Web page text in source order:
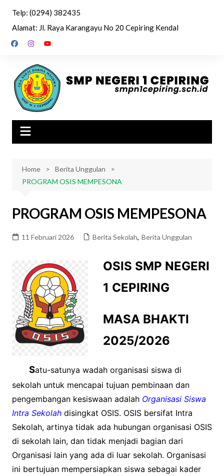
content
Telp: (0294) 382435
Alamat: Jl. Raya Karangayu No 20 Cepiring Kendal
Home
Berita Unggulan
PROGRAM OSIS MEMPESONA
PROGRAM OSIS MEMPESONA
11 Februari 2026 Berita Sekolah, Berita Unggulan
OSIS SMP NEGERI
1 CEPIRING
MASA BHAKTI
2025/2026
Satu-satunya wadah organisasi siswa di
sekolah untuk mencapai tujuan pembinaan dan
pengembangan kesiswaan adalah Organisasi Siswa
Intra Sekolah disingkat OSIS. OSIS bersifat Intra
Sekolah, artinya tidak ada hubungan organisasi OSIS
di sekolah lain, dan tidak menjadi bagian dari
Organisasi lain yang ada di luar sekolah. Organisasi
ini bertujuan mempersiapkan siswa sebagai kader